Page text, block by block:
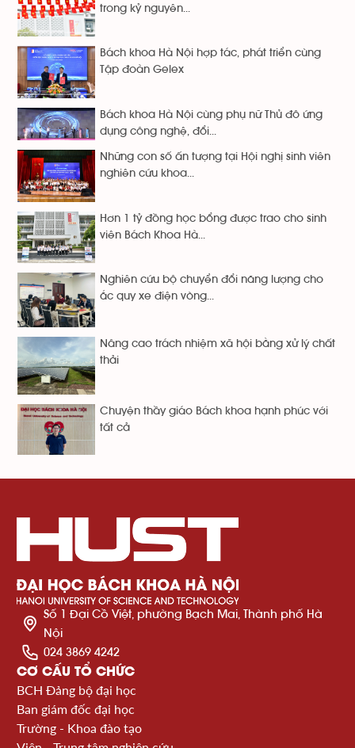
trong kỷ nguyên...
Bách khoa Hà Nội hợp tác, phát triển cùng
Tập đoàn Gelex
Bách khoa Hà Nội cùng phụ nữ Thủ đô ứng
dụng công nghệ, đổi...
Những con số ấn tượng tại Hội nghị sinh viên
nghiên cứu khoa...
Hơn 1 tỷ đồng học bổng được trao cho sinh
viên Bách Khoa Hà...
Nghiên cứu bộ chuyển đổi năng lượng cho
ắc quy xe điện vòng...
Nâng cao trách nhiệm xã hội bằng xử lý chất
thải
Chuyện thầy giáo Bách khoa hạnh phúc với
tất cả
Số 1 Đại Cồ Việt, phường Bạch Mai, Thành phố Hà
Nội
024 3869 4242
CƠ CẤU TỔ CHỨC
BCH Đảng bộ đại học
Ban giám đốc đại học
Trường - Khoa đào tạo